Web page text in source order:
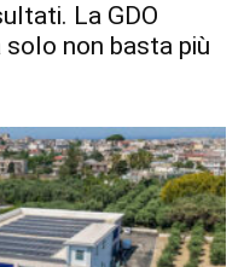
La GDO
non basta più